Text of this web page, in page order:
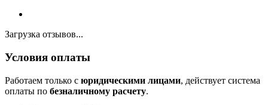
Загрузка отзывов...
Условия оплаты
Работаем только с юридическими лицами, действует система
оплаты по безналичному расчету.